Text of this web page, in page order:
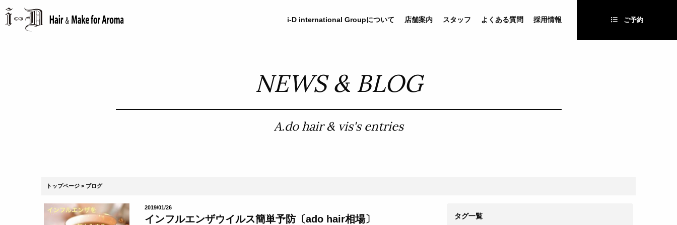
i-D international Groupについて 店舗案内 スタッフ よくある質問 採用情報 ご予約
NEWS & BLOG
A.do hair & vis's entries
トップページ ブログ
2019/01/26
インフルエンザウイルス簡単予防〔ado hair相場〕 タグ一覧